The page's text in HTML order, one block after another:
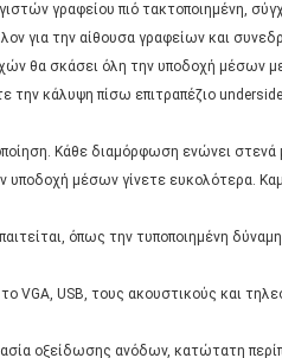
γραφείου πιό τακτοποιημένη,
για την αίθουσα γραφείων και
θα σκάσει όλη την υποδοχή μέσων
κάλυψη πίσω επιτραπέζιο
Κάθε διαμόρφωση ενώνει
μέσων γίνετε ευκολότερα.
όπως την τυποποιημένη
VGA, USB, τους ακουστικούς και
οξείδωσης ανόδων, κατώτατη